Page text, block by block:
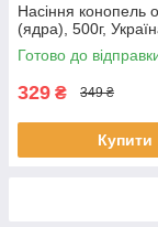
Насіння конопель
(ядра), 500г,
Готово до
329 ₴ 349 ₴
Купити